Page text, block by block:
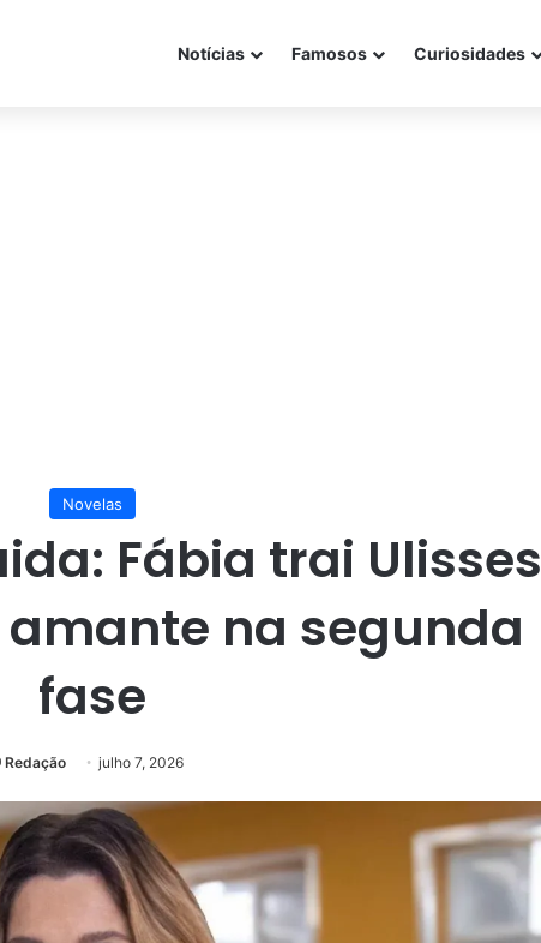
Notícias Famosos Curiosidades
Novelas
Fábia trai Ulisses
na segunda
fase
Redação julho 7, 2026